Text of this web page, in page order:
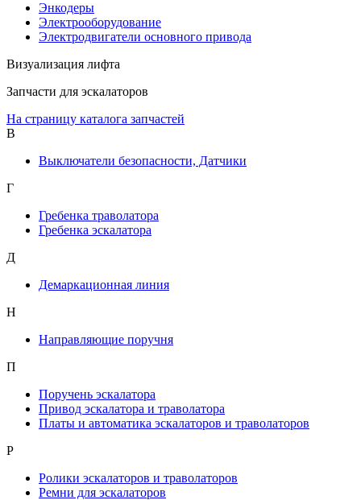
Энкодеры
Электрооборудование
Электродвигатели основного привода
Визуализация лифта
Запчасти для эскалаторов
На страницу каталога запчастей
В
Выключатели безопасности, Датчики
Г
Гребенка траволатора
Гребенка эскалатора
Д
Демаркационная линия
Н
Направляющие поручня
П
Поручень эскалатора
Привод эскалатора и траволатора
Платы и автоматика эскалаторов и траволаторов
Р
Ролики эскалаторов и траволаторов
Ремни для эскалаторов